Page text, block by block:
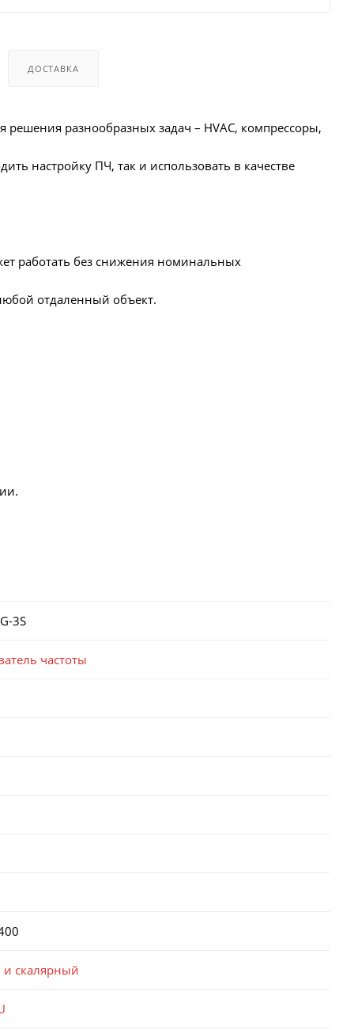
ДОСТАВКА
разнообразных задач – HVAC, компрессоры,
настройку ПЧ, так и использовать в качестве
работать без снижения номинальных
отдаленный объект.
3S
частоты
скалярный